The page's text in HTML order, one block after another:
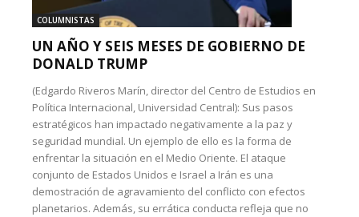
COLUMNISTAS
UN AÑO Y SEIS MESES DE GOBIERNO DE
DONALD TRUMP
(Edgardo Riveros Marín, director del Centro de Estudios en
Política Internacional, Universidad Central): Sus pasos
estratégicos han impactado negativamente a la paz y
seguridad mundial. Un ejemplo de ello es la forma de
enfrentar la situación en el Medio Oriente. El ataque
conjunto de Estados Unidos e Israel a Irán es una
demostración de agravamiento del conflicto con efectos
planetarios. Además, su errática conducta refleja que no